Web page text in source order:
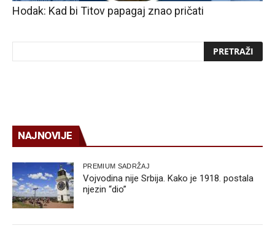
Hodak: Kad bi Titov papagaj znao pričati
NAJNOVIJE
PREMIUM SADRŽAJ
Vojvodina nije Srbija. Kako je 1918. postala
njezin “dio”